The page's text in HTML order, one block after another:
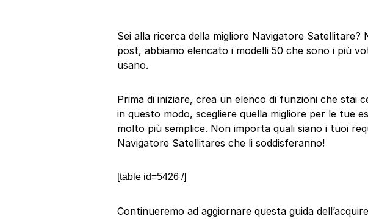
Sei alla ricerca della migliore Navigatore
post, abbiamo elencato i modelli 50 che sono i più
usano.
Prima di iniziare, crea un elenco di funzioni che stai
in questo modo, scegliere quella migliore per le tue
molto più semplice. Non importa quali siano i tuoi
Navigatore Satellitares che li soddisferanno!
[table id=5426 /]
Continueremo ad aggiornare questa guida